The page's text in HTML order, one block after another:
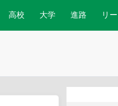
高校 大学 進路 リ